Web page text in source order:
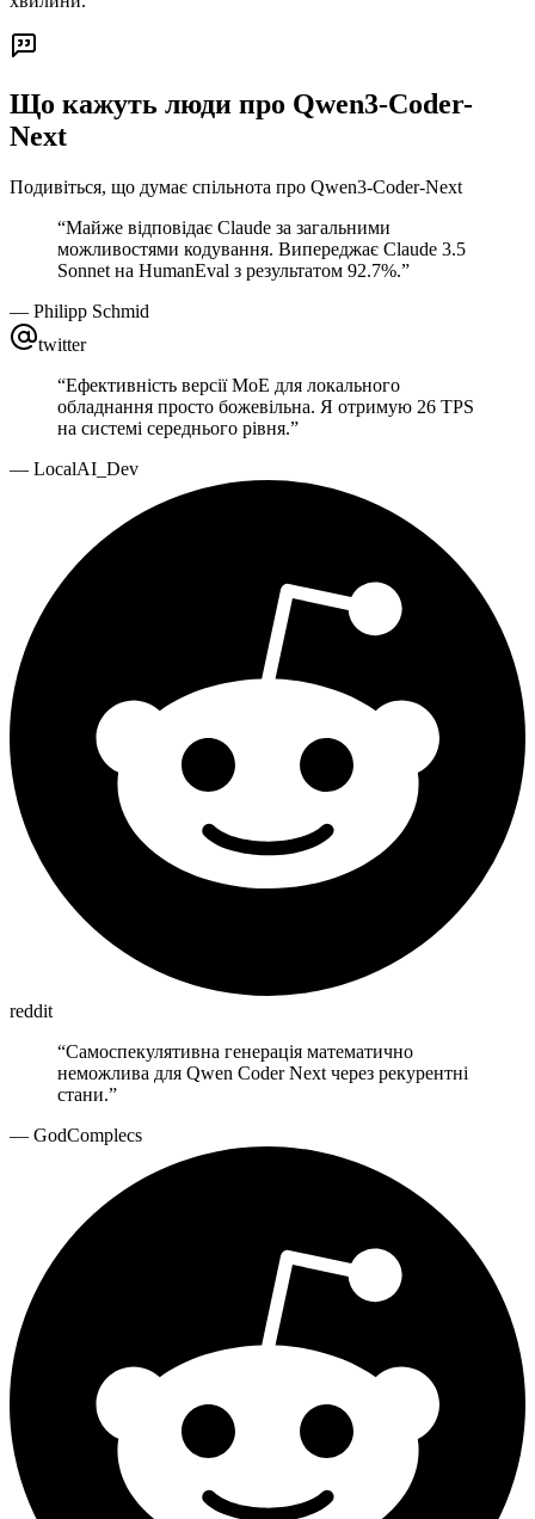
Що кажуть люди про Qwen3-Coder-
Next
Подивіться, що думає спільнота про Qwen3-Coder-Next
“Майже відповідає Claude за загальними
можливостями кодування. Випереджає Claude 3.5
Sonnet на HumanEval з результатом 92.7%.”
— Philipp Schmid
twitter
“Ефективність версії MoE для локального
обладнання просто божевільна. Я отримую 26 TPS
на системі середнього рівня.”
— LocalAI_Dev
reddit
“Самоспекулятивна генерація математично
неможлива для Qwen Coder Next через рекурентні
стани.”
— GodComplecs